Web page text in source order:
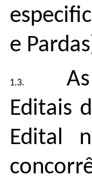
e
Editais
Edital